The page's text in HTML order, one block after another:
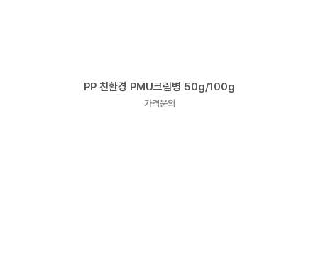
PP 친환경 PMU크림병 50g/100g
가격문의